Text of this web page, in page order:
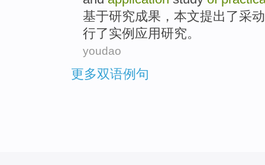
基于研究成果 ， 本文提出了采动
行了实例 应用研究。
youdao
更多双语例句